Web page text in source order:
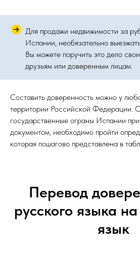
Для продажи недвижимости за
Испании, необязательно
Вы можете поручить это дело
друзьям или доверенным лицам.
Составить доверенность можно у
территории Российской Федерации.
государственные ограны Испании
документом, необходимо пройти
которая пошагово представлена в
Перевод
русского языка
язык